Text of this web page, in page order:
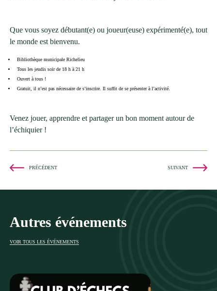
Que vous soyez débutant(e) ou joueur(euse) expérimenté(e), tout
le monde est bienvenu.
Bibliothèque municipale Richelieu
Tous les jeudis soir de 18 h à 21 h
Ouvert à tous !
Gratuit, il n’est pas nécessaire de s’inscrire. Il suffit de se présenter à l’activité.
Venez jouer, apprendre et partager un bon moment autour de
l’échiquier !
PRÉCÉDENT SUIVANT
Autres événements
VOIR TOUS LES ÉVÉNEMENTS